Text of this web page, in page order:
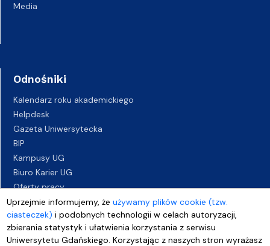
Uprzejmie informujemy, żeużywamy plików cookie (tzw.
ciasteczek) i podobnych technologii w celach autoryzacji,
zbierania statystyk i ułatwienia korzystania z serwisu
Uniwersytetu Gdańskiego. Korzystając z naszych stron wyrażasz
Media
Odnośniki
Kalendarz roku akademickiego
Helpdesk
Gazeta Uniwersytecka
BIP
Kampusy UG
Biuro Karier UG
Oferty pracy
Deklaracja dostępności